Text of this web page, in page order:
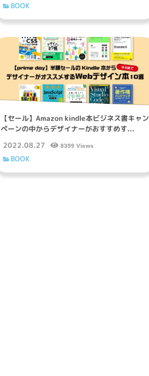
BOOK
【セール】Amazon kindle本ビジネス書キャン
ペーンの中からデザイナーがおすすめす...
2022.08.27
8399 Views
BOOK